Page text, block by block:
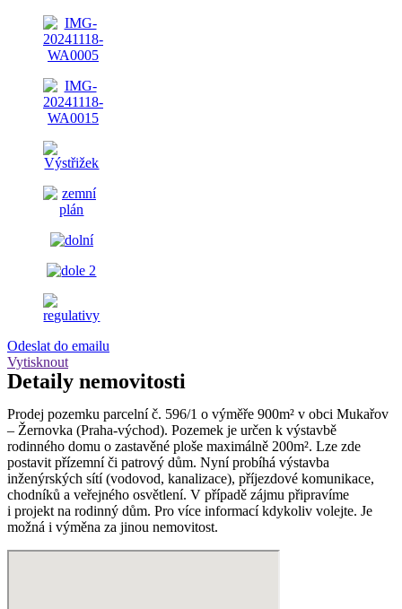
Odeslat do emailu
Vytisknout
Detaily nemovitosti
Prodej pozemku parcelní č. 596/1 o výměře 900m² v obci Mukařov
– Žernovka (Praha-východ). Pozemek je určen k výstavbě
rodinného domu o zastavěné ploše maximálně 200m². Lze zde
postavit přízemní či patrový dům. Nyní probíhá výstavba
inženýrských sítí (vodovod, kanalizace), příjezdové komunikace,
chodníků a veřejného osvětlení. V případě zájmu připravíme
i projekt na rodinný dům. Pro více informací kdykoliv volejte. Je
možná i výměna za jinou nemovitost.